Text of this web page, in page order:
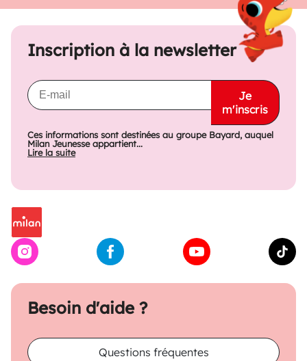
Besoin d'aide ?
Questions fréquentes
Inscription à la newsletter
Je
m'inscris
Ces informations sont destinées au groupe Bayard, auquel
Milan Jeunesse appartient...
Lire la suite